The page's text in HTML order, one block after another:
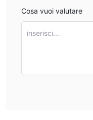
Cosa vuoi valutare
inserisci...